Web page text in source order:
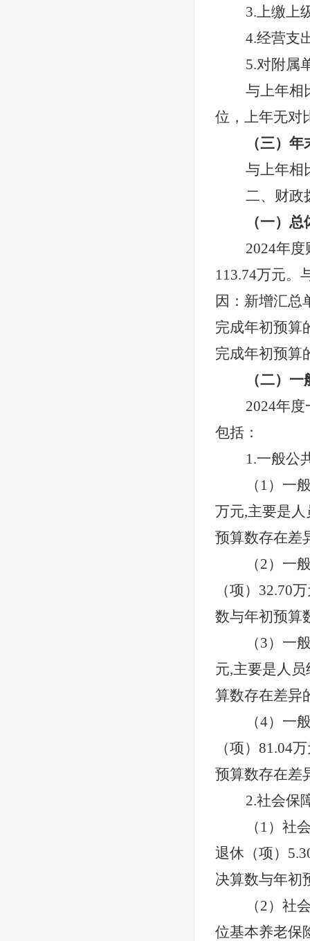
3.上缴上
4.经营支
5.对附属
与上年相
位，上年无对
（三）
与上年相
二、财政
（一）
2024年度
113.74万元。
因 ：新增汇
完成年初预算
完成年初预算
（二）
2024年
包括：
1.一般公
（ 1）一
万元,主要是
预算数存在差
（2）一
（项）32.70
数与年初预算
（3）一
元,主要是人
算数存在差异
（4）一
（项）81.04
预算数存在差
2.社会保
（ 1）社
退休（项）
决算数与年初
（2）社
位基本养老保